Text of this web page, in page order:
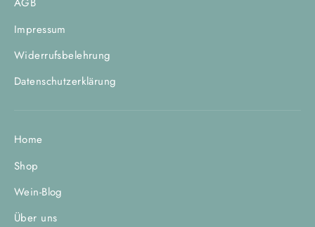
Impressum
Widerrufsbelehrung
Datenschutzerklärung
Home
Shop
Wein-Blog
Über uns